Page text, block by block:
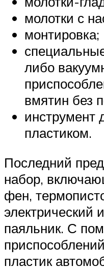
молотки с
монтировка;
либо
вмятин без
инструмент
пластиком.
Последний
набор,
фен,
электрический
паяльник. С
пластик